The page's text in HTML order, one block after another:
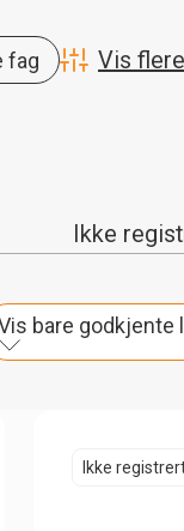
fag Vis
Ikke
bare
Ikke